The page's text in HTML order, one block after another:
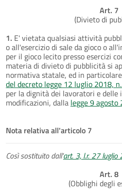
Art. 7
(Divieto di
1. E' vietata qualsiasi attività
o all'esercizio di sale da gioco o
per il gioco lecito presso esercizi
materia di divieto di pubblicità si
normativa statale, ed in
del decreto legge 12 luglio 2018,
per la dignità dei lavoratori e delle
modificazioni, dalla legge 9 agosto
Nota relativa all'articolo 7
Così sostituito dall'art. 3, l.r. 27
Art. 8
(Obblighi degli